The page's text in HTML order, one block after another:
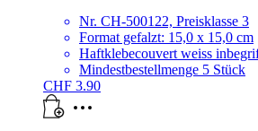
Nr. CH-500122, Preisklasse 3
Format gefalzt: 15,0 x 15,0 cm
Haftklebecouvert weiss
Mindestbestellmenge 5 Stück
CHF 3.90